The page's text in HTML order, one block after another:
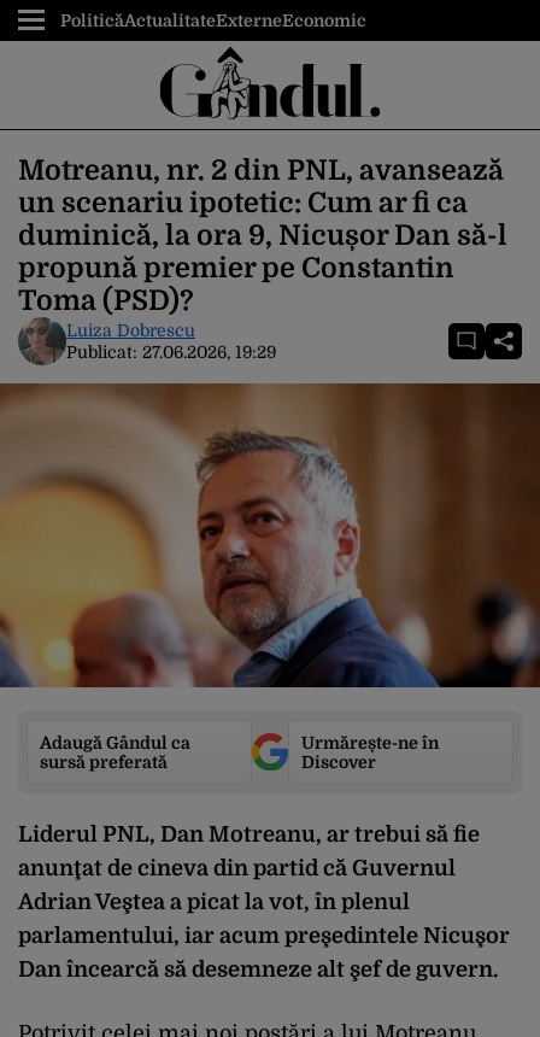
PoliticăActualitateExterneEconomic
Motreanu, nr. 2 din PNL, avansează
un scenariu ipotetic: Cum ar fi ca
duminică, la ora 9, Nicușor Dan să-l
propună premier pe Constantin
Toma (PSD)?
Luiza Dobrescu
Publicat: 27.06.2026, 19:29
Adaugă Gândul ca
sursă preferată
Urmărește-ne în
Discover
Liderul PNL, Dan Motreanu, ar trebui să fie
anunţat de cineva din partid că Guvernul
Adrian Veştea a picat la vot, în plenul
parlamentului, iar acum preşedintele Nicuşor
Dan încearcă să desemneze alt şef de guvern.